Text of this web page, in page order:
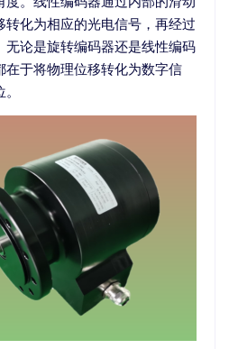
转化为相应的光电信号，再经过
无论是旋转编码器还是线性编码
在于将物理位移转化为数字信